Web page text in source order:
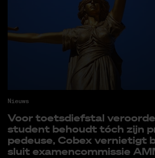
Nieuws
Voor toets­dief­stal
stu­dent be­houdt tóch zijn
pe­deu­se, Co­bex ver­nie­tigt
sluit exa­men­com­mis­sie